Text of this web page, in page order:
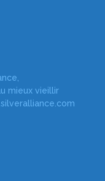
mieux vieillir